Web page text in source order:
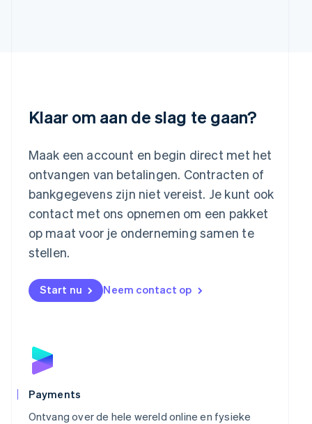
Klaar om aan de slag te gaan?
Maak een account en begin direct met het
ontvangen van betalingen. Contracten of
bankgegevens zijn niet vereist. Je kunt ook
contact met ons opnemen om een pakket
op maat voor je onderneming samen te
stellen.
Start nu Neem contact op
Payments
Ontvang over de hele wereld online en fysieke
Luxemburg
Maleisië
Malta
English
Mexico
Nederland
Nederlands
English
Noorwegen
English
Português
English